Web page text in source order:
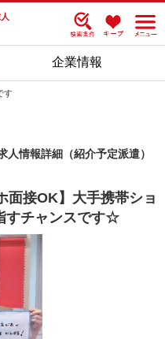
企業情報
す
情報詳細（紹介予定派遣）
接OK】大手携帯ショ
すチャンスです☆